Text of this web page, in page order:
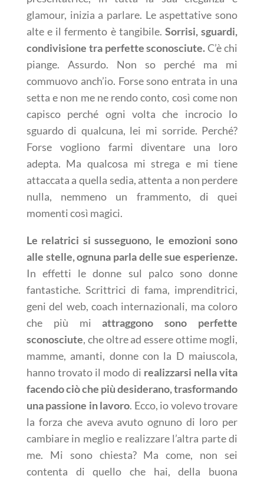
glamour, inizia a parlare. Le aspettative sono
alte e il fermento è tangibile. Sorrisi, sguardi,
condivisione tra perfette sconosciute.C’è chi
piange. Assurdo. Non so perché ma mi
commuovo anch’io. Forse sono entrata in una
setta e non me ne rendo conto, così come non
capisco perché ogni volta che incrocio lo
sguardo di qualcuna, lei mi sorride. Perché?
Forse vogliono farmi diventare una loro
adepta. Ma qualcosa mi strega e mi tiene
attaccata a quella sedia, attenta a non perdere
nulla, nemmeno un frammento, di quei
momenti così magici.
Le relatrici si susseguono, le emozioni sono
alle stelle, ognuna parla delle sue esperienze.
In effetti le donne sul palco sono donne
fantastiche. Scrittrici di fama, imprenditrici,
geni del web, coach internazionali, ma coloro
che più miattraggono sono perfette
sconosciute, che oltre ad essere ottime mogli,
mamme, amanti, donne con la D maiuscola,
hanno trovato il modo di realizzarsi nella vita
facendo ciò che più desiderano, trasformando
una passione in lavoro. Ecco, io volevo trovare
la forza che aveva avuto ognuno di loro per
cambiare in meglio e realizzare l’altra parte di
me. Mi sono chiesta? Ma come, non sei
contenta di quello che hai, della buona